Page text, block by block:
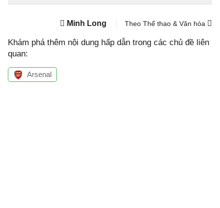
Minh Long Theo Thể thao & Văn hóa
Khám phá thêm nội dung hấp dẫn trong các chủ đề liên
quan:
Arsenal